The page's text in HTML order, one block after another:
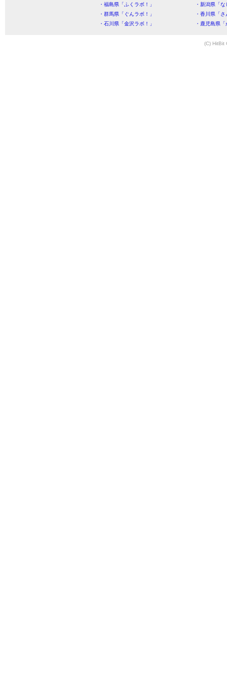
・福島県「ふくラボ！」
・新潟県「
・群馬県「ぐんラボ！」
・香川県「
・石川県「金沢ラボ！」
・鹿児島県
(C) HitBit